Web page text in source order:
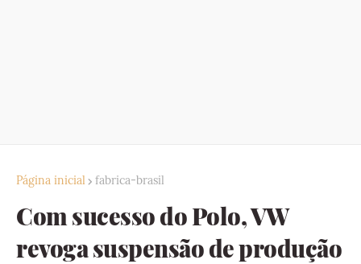
Página inicial fabrica-brasil
Com sucesso do Polo, VW
revoga suspensão de produção